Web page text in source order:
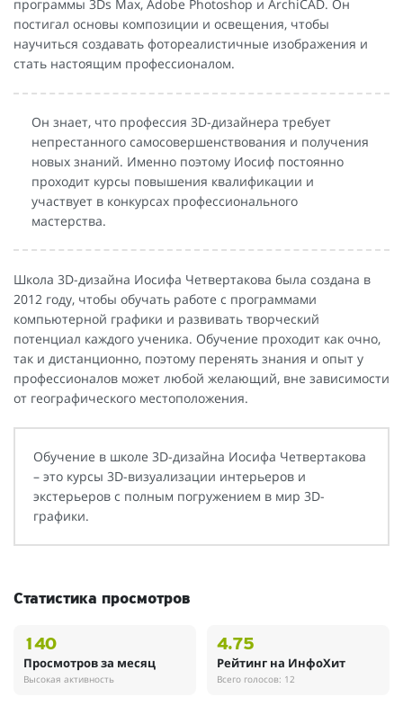
программы 3Ds Max, Adobe Photoshop и ArchiCAD. Он
постигал основы композиции и освещения, чтобы
научиться создавать фотореалистичные изображения и
стать настоящим профессионалом.
Он знает, что профессия 3D-дизайнера требует
непрестанного самосовершенствования и получения
новых знаний. Именно поэтому Иосиф постоянно
проходит курсы повышения квалификации и
участвует в конкурсах профессионального
мастерства.
Школа 3D-дизайна Иосифа Четвертакова была создана в
2012 году, чтобы обучать работе с программами
компьютерной графики и развивать творческий
потенциал каждого ученика. Обучение проходит как очно,
так и дистанционно, поэтому перенять знания и опыт у
профессионалов может любой желающий, вне зависимости
от географического местоположения.
Обучение в школе 3D-дизайна Иосифа Четвертакова
– это курсы 3D-визуализации интерьеров и
экстерьеров с полным погружением в мир 3D-
графики.
Статистика просмотров
140
Просмотров за месяц
Высокая активность
4.75
Рейтинг на ИнфоХит
Всего голосов: 12